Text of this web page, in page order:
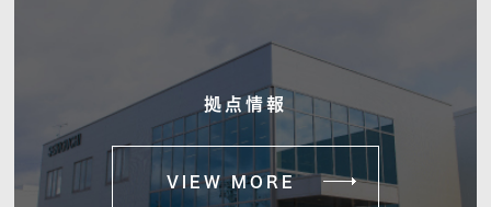
拠点情報
VIEW MORE